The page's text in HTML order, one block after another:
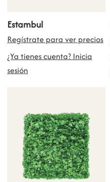
Estambul
Regístrate para ver precios
¿Ya tienes cuenta? Inicia
sesión